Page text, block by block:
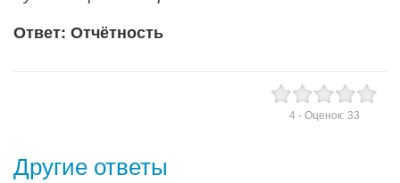
Ответ: Отчётность
4- Оценок: 33
Другие ответы